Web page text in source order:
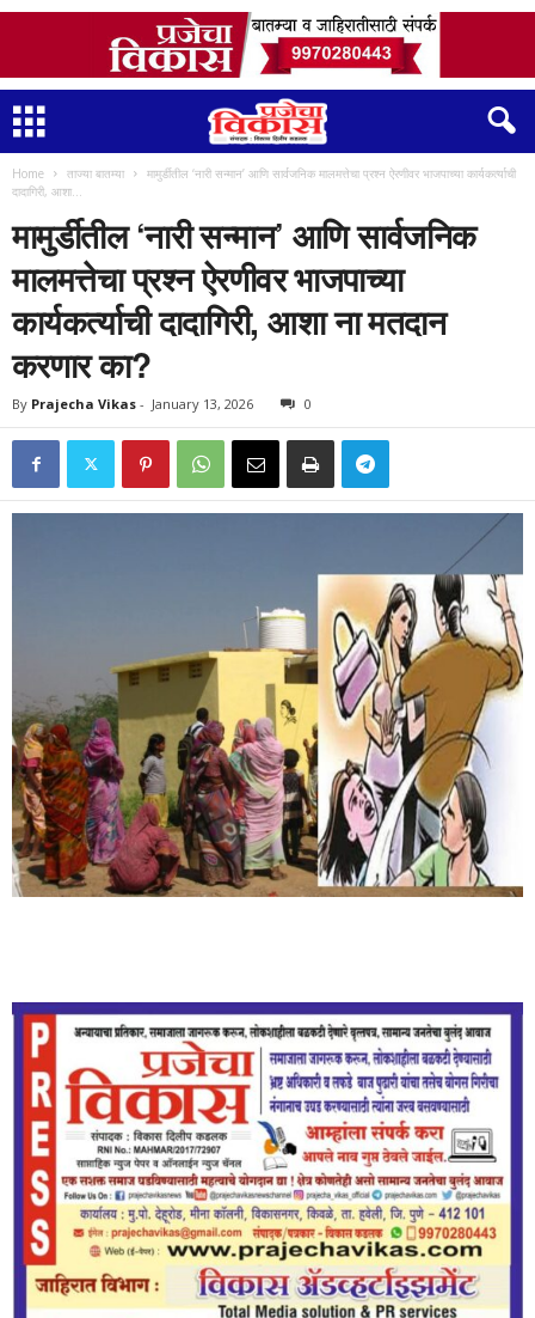
Home ताज्या बातम्या
मामुर्डीतील ‘नारी सन्मान’ आणि सार्वजनिक मालमत्तेचा प्रश्न ऐरणीवर भाजपाच्या कार्यकर्त्याची
दादागिरी, आशा...
मामुर्डीतील ‘नारी सन्मान’ आणि सार्वजनिक
मालमत्तेचा प्रश्न ऐरणीवर भाजपाच्या
कार्यकर्त्याची दादागिरी, आशा ना मतदान
करणार का?
By Prajecha Vikas - January 13, 2026 0